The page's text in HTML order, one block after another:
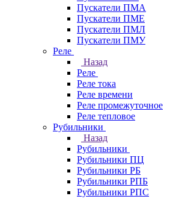
Пускатели ПМА
Пускатели ПМЕ
Пускатели ПМЛ
Пускатели ПМУ
Реле
Назад
Реле
Реле тока
Реле времени
Реле промежуточное
Реле тепловое
Рубильники
Назад
Рубильники
Рубильники ПЦ
Рубильники РБ
Рубильники РПБ
Рубильники РПС